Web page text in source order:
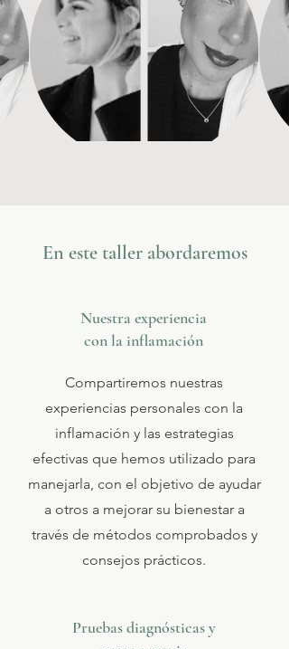
En este taller abordaremos
Nuestra experiencia
con la inflamación
Compartiremos nuestras
experiencias personales con la
inflamación y las estrategias
efectivas que hemos utilizado para
manejarla, con el objetivo de ayudar
a otros a mejorar su bienestar a
través de métodos comprobados y
consejos prácticos.
Pruebas diagnósticas y